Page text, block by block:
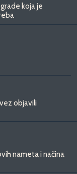
koja je
objavili
nameta i načina